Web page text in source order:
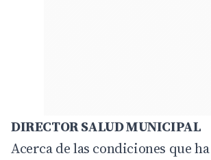
DIRECTOR SALUD MUNICIPAL
Acerca de las condiciones que